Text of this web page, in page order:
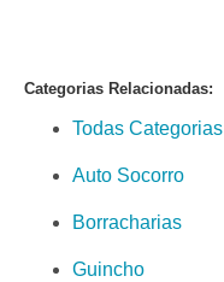
Categorias Relacionadas:
Todas Categorias
Auto Socorro
Borracharias
Guincho